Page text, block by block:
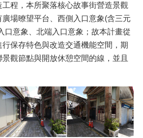
程，本所聚落核心故事街營造景觀
場暸望平台、西側入口意象(含三元
口意象、北端入口意象；故本計畫從
保存特色與改造交通機能空間，期
觀節點與開放休憩空間的線，並且